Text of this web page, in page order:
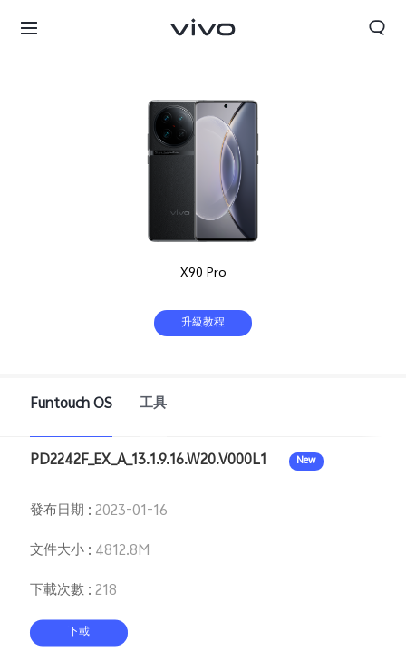
X90 Pro
升級教程
Funtouch OS 工具
PD2242F_EX_A_13.1.9.16.W20.V000L1 New
發布日期 :2023-01-16
文件大小: 4812.8M
下載次數:218
下載